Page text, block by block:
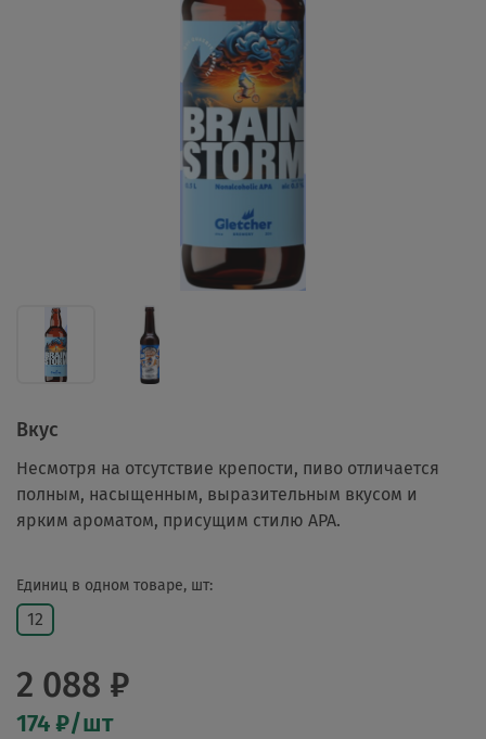
Единиц в одном товаре, шт:
12
2 088 ₽
174 ₽/шт
Вкус
Несмотря на отсутствие крепости, пиво отличается
полным, насыщенным, выразительным вкусом и
ярким ароматом, присущим стилю АРА.